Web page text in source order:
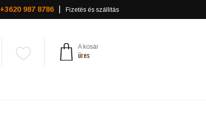
+3620 987 8786 Fizetés és szállítás
A kosár
üres